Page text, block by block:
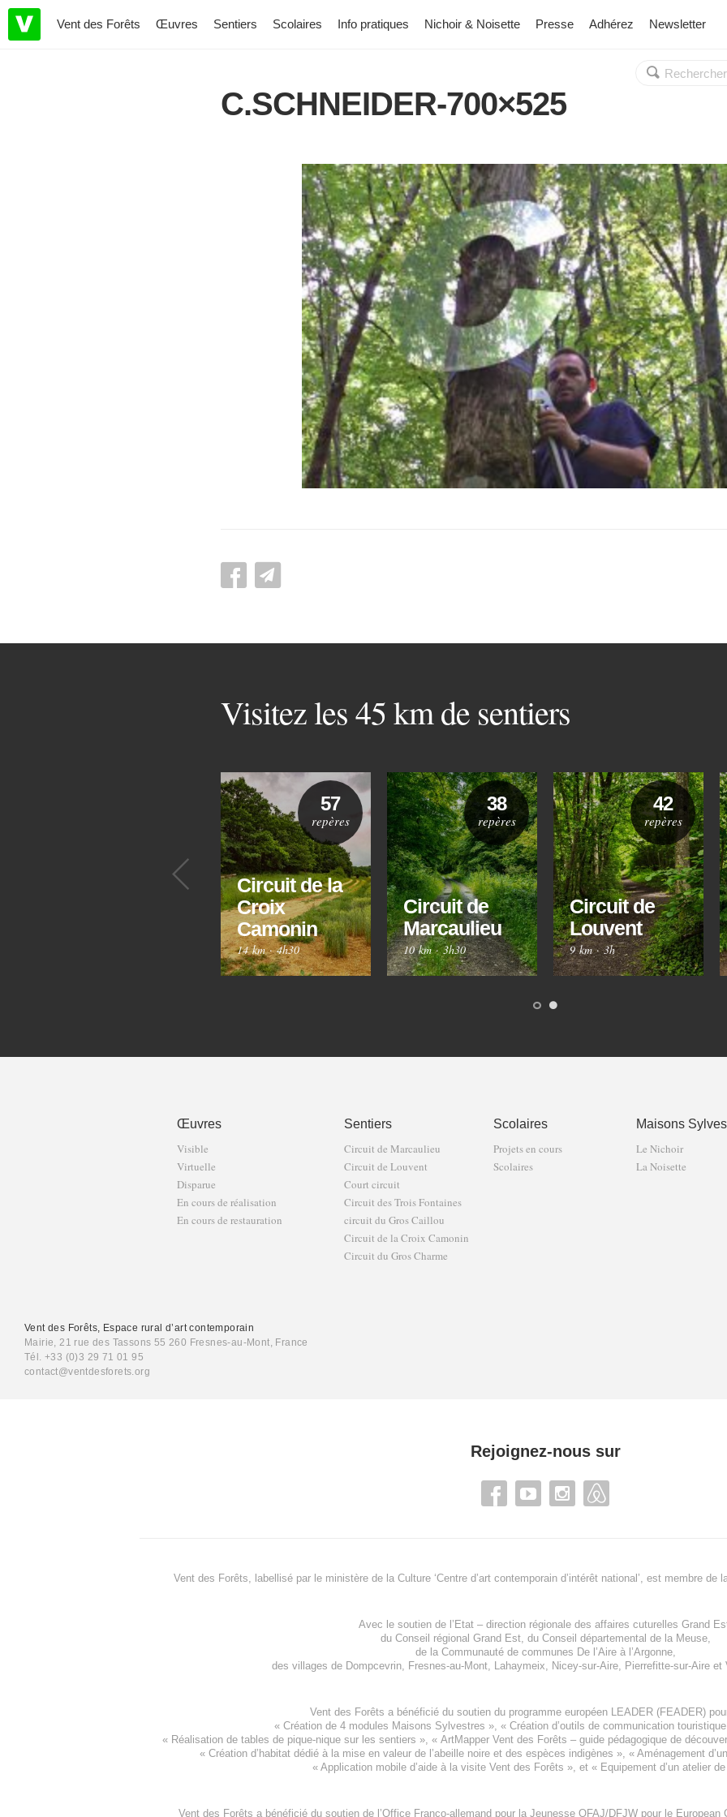
Vent des Forêts Œuvres Sentiers Scolaires Info pratiques Nichoir & Noisette Presse Adhérez Newsletter
Rechercher :
OK
C.SCHNEIDER-700×525
Visitez les 45 km de sentiers
Précédent
Circuit de la
Croix
Camonin
14 km·4h30
57
repères
Circuit de
Marcaulieu
10 km·3h30
38
repères
Circuit de
Louvent
9 km·3h
42
repères
Œuvres
Visible
Virtuelle
Disparue
En cours de réalisation
En cours de restauration
Sentiers
Circuit de Marcaulieu
Circuit de Louvent
Court circuit
Circuit des Trois Fontaines
circuit du Gros Caillou
Circuit de la Croix Camonin
Circuit du Gros Charme
Scolaires
Projets en cours
Scolaires
Maisons
Le Nichoir
La Noisette
Vent des Forêts, Espace rural d’art contemporain
Mairie, 21 rue des Tassons 55 260 Fresnes-au-Mont, France
Tél. +33 (0)3 29 71 01 95
contact@ventdesforets.org
Rejoignez-nous sur
Vent des Forêts, labellisé par le ministère de la Culture ‘Centre d’art contemporain d’intérêt national’, est membre de
Avec le soutien de l’ Etat – direction régionale des affaires cuturelles Grand
du Conseil régional Grand Est, du Conseil départemental de la Meuse,
de la Communauté de communes De l’Aire à l’Argonne,
des villages de Dompcevrin, Fresnes-au-Mont, Lahaymeix, Nicey-sur-Aire, Pierrefitte-sur-Aireet
Vent des Forêts a bénéficié du soutien du programme européen LEADER (FEADER)
« Création de 4 modules Maisons Sylvestres », « Création d’outils de communication
« Réalisation de tables de pique-nique sur les sentiers », « ArtMapper Vent des Forêts – guide pédagogique de
« Création d’habitat dédié à la mise en valeur de l’abeille noire et des espèces indigènes », « Aménagement
« Application mobile d’aide à la visite Vent des Forêts », et « Equipement d’un atelier
Vent des Forêts a bénéficié du soutien de l’Office Franco-allemand pour la Jeunesse OFAJ/DFJW pour le European